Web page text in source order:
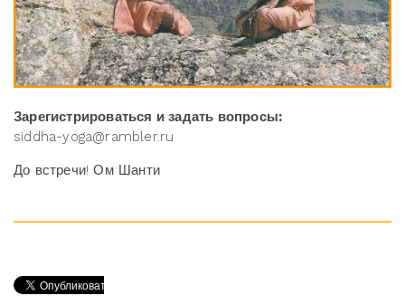
Зарегистрироваться и задать вопросы:
siddha-yoga@rambler.ru
До встречи! Ом Шанти